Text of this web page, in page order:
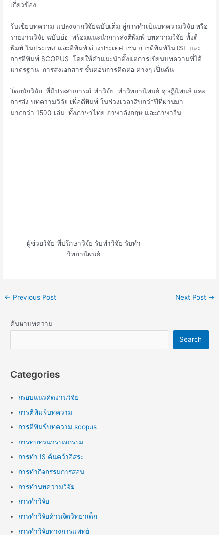
เกี่ยวข้อง
รับเขียบทความ แปลงจากวิจัยฉบับเต็ม สู่การทำเป็นบทความวิจัย หรือ
รายงานวิจัย ฉบับย่อ พร้อมแนะนำการส่งตีพิมพ์ บทความวิจัย ทั้งตี
พิมพ์ ในประเทศ และตีพิมพ์ ต่างประเทศ เช่น การตีพิมพ์ใน ISI และ
การตีพิมพ์ SCOPUS โดยให้คำแนะนำตั้งแต่การเขียนบทความที่ได้
มาตรฐาน การส่งเอกสาร ขั้นตอนการติดต่อ ต่างๆ เป็นต้น
โดยนักวิจัย ที่มีประสบการณ์ ทำวิจัย ทำวิทยานิพนธ์ ดุษฎีนิพนธ์ และ
การส่ง บทความวิจัย เพื่อตีพิมพ์ ในช่วงเวลาสิบกว่าปีที่ผ่านมา
มากกว่า 1500 เล่ม ทั้งภาษาไทย ภาษาอังกฤษ และภาษาจีน
ผู้ช่วยวิจัย ที่ปรึกษาวิจัย รับทำวิจัย รับทำ
วิทยานิพนธ์
← Previous Post Next Post →
ค้นหาบทความ
Search
Categories
กรอบแนวคิดงานวิจัย
การตีพิมพ์บทความ
การตีพิมพ์บทความ scopus
การทบทวนวรรณกรรม
การทำ IS ค้นคว้าอิสระ
การทำกิจกรรมการสอน
การทำบทความวิจัย
การทำวิจัย
การทำวิจัยด้านจิตวิทยาเด็ก
การทำวิจัยทางการแพทย์